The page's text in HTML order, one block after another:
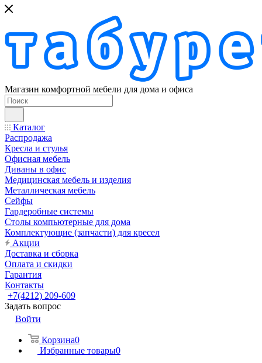
Магазин комфортной мебели для дома и офиса
Каталог
Распродажа
Кресла и стулья
Офисная мебель
Диваны в офис
Медицинская мебель и изделия
Металлическая мебель
Сейфы
Гардеробные системы
Столы компьютерные для дома
Комплектующие (запчасти) для кресел
Акции
Доставка и сборка
Оплата и скидки
Гарантия
Контакты
+7(4212) 209-609
Задать вопрос
Войти
Корзина0
Избранные товары0